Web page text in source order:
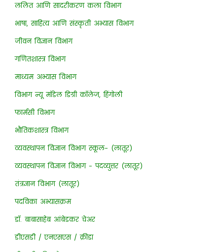
ललित आणि सादरीकरण कला विभाग
भाषा, साहित्य आणि संस्कृती अभ्यास विभाग
जीवन विज्ञान विभाग
गणितशास्त्र विभाग
माध्यम अभ्यास विभाग
विभाग न्यू मॉडेल डिग्री कॉलेज, हिंगोली
फार्मसी विभाग
भौतिकशास्त्र विभाग
व्यवस्थापन विज्ञान विभाग स्कूल- (लातूर)
व्यवस्थापन विज्ञान विभाग - पदव्युत्तर (लातूर)
तंत्रज्ञान विभाग (लातूर)
पदविका अभ्यासक्रम
डॉ. बाबासाहेब आंबेडकर चेअर
डीएसडी / एनएसएस / क्रीडा